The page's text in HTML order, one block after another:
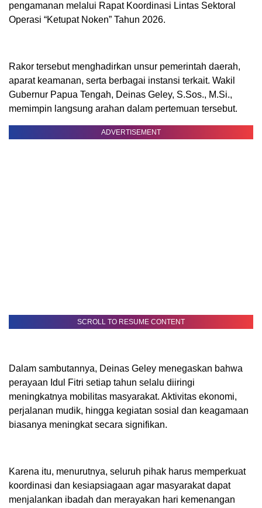
pengamanan melalui Rapat Koordinasi Lintas Sektoral
Operasi “Ketupat Noken” Tahun 2026.
Rakor tersebut menghadirkan unsur pemerintah daerah,
aparat keamanan, serta berbagai instansi terkait. Wakil
Gubernur Papua Tengah, Deinas Geley, S.Sos., M.Si.,
memimpin langsung arahan dalam pertemuan tersebut.
ADVERTISEMENT
SCROLL TO RESUME CONTENT
Dalam sambutannya, Deinas Geley menegaskan bahwa
perayaan Idul Fitri setiap tahun selalu diiringi
meningkatnya mobilitas masyarakat. Aktivitas ekonomi,
perjalanan mudik, hingga kegiatan sosial dan keagamaan
biasanya meningkat secara signifikan.
Karena itu, menurutnya, seluruh pihak harus memperkuat
koordinasi dan kesiapsiagaan agar masyarakat dapat
menjalankan ibadah dan merayakan hari kemenangan